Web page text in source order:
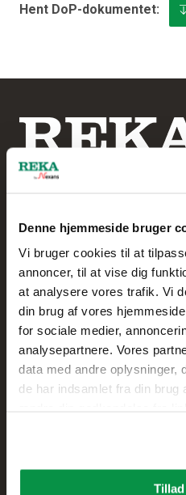
Denne hjemmeside bruger
Vi bruger cookies til at
annoncer, til at vise dig
at analysere vores trafik. Vi
din brug af vores
for sociale medier,
analysepartnere. Vores
data med andre oplysninger,
de har indsamlet fra din brug
Hent DoP-dokumentet:
Reka Kabel A/S
+45 20 75 00 85
Skolegade 61
7400 Herning,
DANMARK